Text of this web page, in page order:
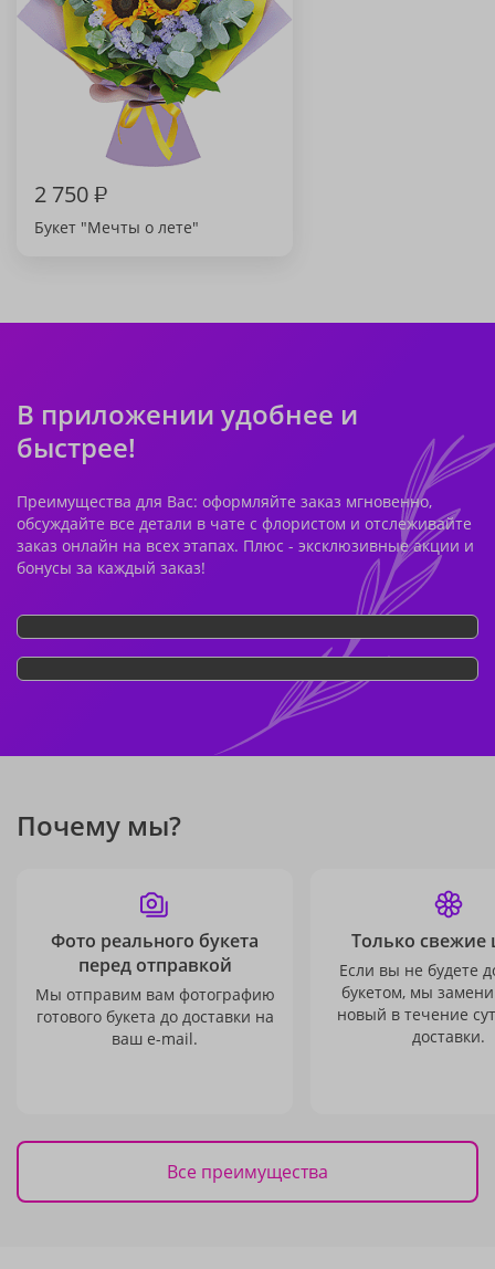
2 750₽
Букет "Мечты о лете"
В приложении удобнее и
быстрее!
Преимущества для Вас: оформляйте заказ мгновенно,
обсуждайте все детали в чате с флористом и отслеживайте
заказ онлайн на всех этапах. Плюс - эксклюзивные акции и
бонусы за каждый заказ!
Почему мы?
Фото реального букета
перед отправкой
Мы отправим вам фотографию
готового букета до доставки на
ваш e-mail.
Только свежие
Если вы не будете
букетом, мы
новый в течение
доставки.
Все преимущества